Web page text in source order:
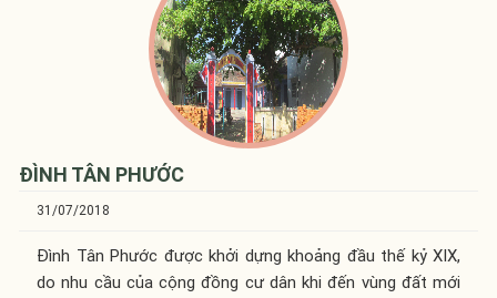
ĐÌNH TÂN PHƯỚC
31/07/2018
Đình Tân Phước được khởi dựng khoảng đầu thế kỷ XIX,
do nhu cầu của cộng đồng cư dân khi đến vùng đất mới